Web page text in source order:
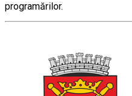
programărilor.